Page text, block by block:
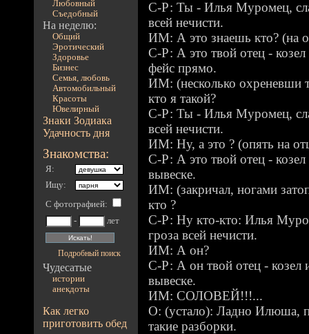
Любовный
Съедобный
На неделю:
Общий
Эротический
Здоровье
Бизнес
Семья, любовь
Автомобильный
Красоты
Ювелирный
Знаки Зодиака
Удачность дня
Знакомства:
Я:
Ищу:
С фотографией:
-
лет
Подробный поиск
Чудесатые
истории
анекдоты
Как легко
приготовить обед
С-Р: Ты - Илья Муромец,
всей нечисти.
ИМ: А это знаешь кто? (на
С-Р: А это твой отец -
фейс прямо.
ИМ: (несколько охреневши
кто я такой?
С-Р: Ты - Илья Муромец,
всей нечисти.
ИМ: Ну, а это ? (опять на
С-Р: А это твой отец -
вывеске.
ИМ: (закричал, ногами
кто ?
С-Р: Ну кто-кто: Илья
гроза всей нечисти.
ИМ: А он?
С-Р: А он твой отец - козел
вывеске.
ИМ: СОЛОВЕЙ!!!...
О: (устало): Ладно Илюша,
такие разборки.